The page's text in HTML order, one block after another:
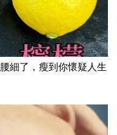
細了，瘦到你懷疑人生